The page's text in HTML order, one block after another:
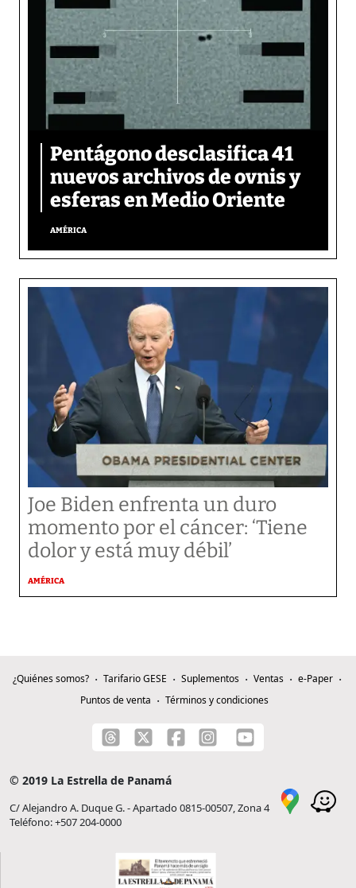
Pentágono desclasifica 41
nuevos archivos de ovnis y
esferas en Medio Oriente
AMÉRICA
Joe Biden enfrenta un duro
momento por el cáncer: ‘Tiene
dolor y está muy débil’
AMÉRICA
¿Quiénes somos? Tarifario GESE Suplementos Ventas
e-Paper
Puntos de venta
Términos y condiciones
© 2019 La Estrella de Panamá
C/ Alejandro A. Duque G. - Apartado 0815-00507, Zona 4
Teléfono: +507 204-0000